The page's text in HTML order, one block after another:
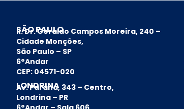
SÃO PAULO
R. Dr. Geraldo Campos Moreira, 240 –
Cidade Monções,
São Paulo – SP
6°Andar
CEP: 04571-020
LONDRINA
Av. Paraná, 343 – Centro,
Londrina – PR